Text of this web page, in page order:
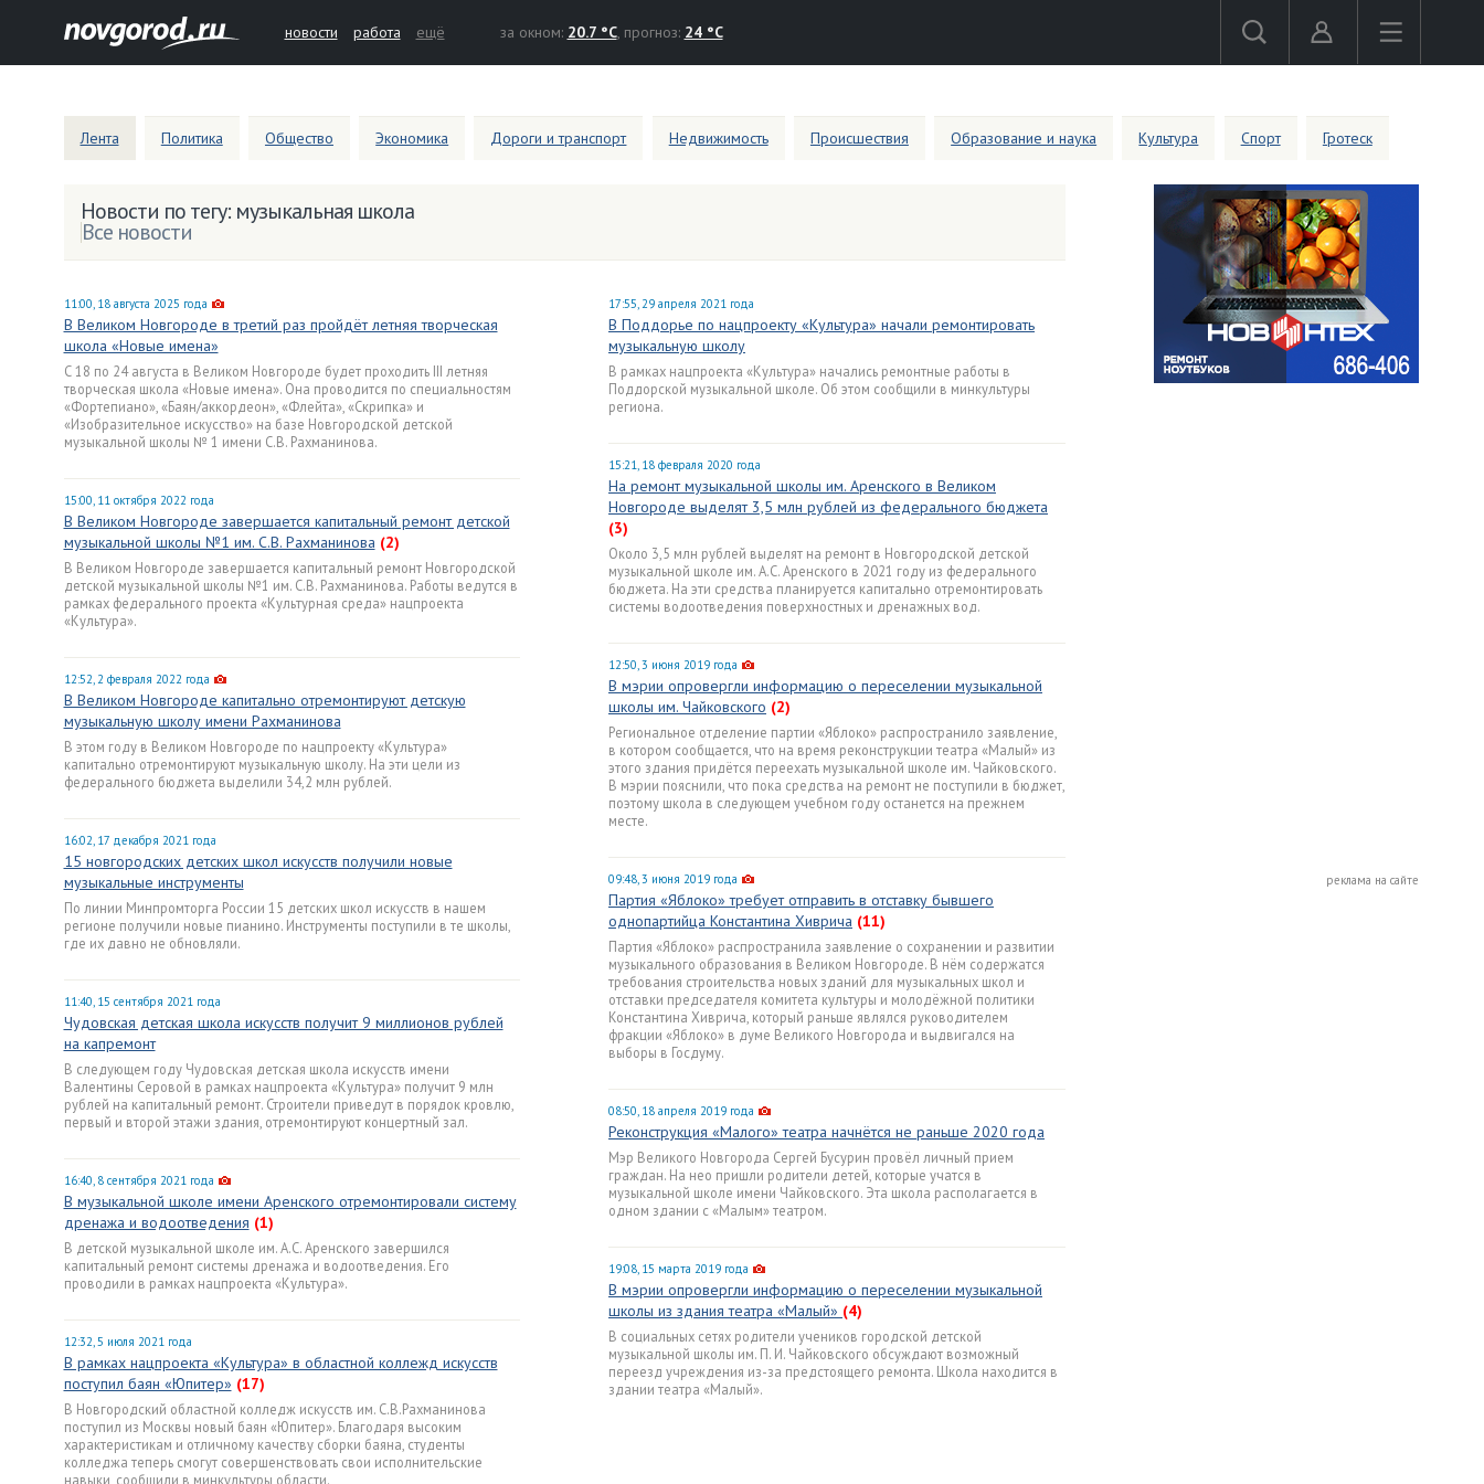
новости работа ещё за окном: 20.7 °C, прогноз: 24 °C
Лента Политика Общество Экономика Дороги и транспорт Недвижимость Происшествия Образование и наука Культура Спорт Гротеск
Новости по тегу: музыкальная школа
Все новости
11:00, 18 августа 2025 года
В Великом Новгороде в третий раз пройдёт летняя творческая
школа «Новые имена»
С 18 по 24 августа в Великом Новгороде будет проходить III летняя
творческая школа «Новые имена». Она проводится по специальностям
«Фортепиано», «Баян/аккордеон», «Флейта», «Скрипка» и
«Изобразительное искусство» на базе Новгородской детской
музыкальной школы № 1 имени С.В. Рахманинова.
15:00, 11 октября 2022 года
В Великом Новгороде завершается капитальный ремонт детской
музыкальной школы №1 им. С.В. Рахманинова (2)
В Великом Новгороде завершается капитальный ремонт Новгородской
детской музыкальной школы №1 им. С.В. Рахманинова. Работы ведутся в
рамках федерального проекта «Культурная среда» нацпроекта
«Культура».
12:52, 2 февраля 2022 года
В Великом Новгороде капитально отремонтируют детскую
музыкальную школу имени Рахманинова
В этом году в Великом Новгороде по нацпроекту «Культура»
капитально отремонтируют музыкальную школу. На эти цели из
федерального бюджета выделили 34,2 млн рублей.
16:02, 17 декабря 2021 года
15 новгородских детских школ искусств получили новые
музыкальные инструменты
По линии Минпромторга России 15 детских школ искусств в нашем
регионе получили новые пианино. Инструменты поступили в те школы,
где их давно не обновляли.
11:40, 15 сентября 2021 года
Чудовская детская школа искусств получит 9 миллионов рублей
на капремонт
В следующем году Чудовская детская школа искусств имени
Валентины Серовой в рамках нацпроекта «Культура» получит 9 млн
рублей на капитальный ремонт. Строители приведут в порядок кровлю,
первый и второй этажи здания, отремонтируют концертный зал.
16:40, 8 сентября 2021 года
В музыкальной школе имени Аренского отремонтировали систему
дренажа и водоотведения (1)
В детской музыкальной школе им. А.С. Аренского завершился
капитальный ремонт системы дренажа и водоотведения. Его
проводили в рамках нацпроекта «Культура».
12:32, 5 июля 2021 года
В рамках нацпроекта «Культура» в областной коллежд искусств
поступил баян «Юпитер» (17)
В Новгородский областной колледж искусств им. С.В.Рахманинова
поступил из Москвы новый баян «Юпитер». Благодаря высоким
характеристикам и отличному качеству сборки баяна, студенты
колледжа теперь смогут совершенствовать свои исполнительские
навыки, сообщили в минкультуры области.
17:55, 29 апреля 2021 года
В Поддорье по нацпроекту «Культура» начали ремонтировать
музыкальную школу
В рамках нацпроекта «Культура» начались ремонтные работы в
Поддорской музыкальной школе. Об этом сообщили в минкультуры
региона.
15:21, 18 февраля 2020 года
На ремонт музыкальной школы им. Аренского в Великом
Новгороде выделят 3,5 млн рублей из федерального бюджета
(3)
Около 3,5 млн рублей выделят на ремонт в Новгородской детской
музыкальной школе им. А.С. Аренского в 2021 году из федерального
бюджета. На эти средства планируется капитально отремонтировать
системы водоотведения поверхностных и дренажных вод.
12:50, 3 июня 2019 года
В мэрии опровергли информацию о переселении музыкальной
школы им. Чайковского (2)
Региональное отделение партии «Яблоко» распространило заявление,
в котором сообщается, что на время реконструкции театра «Малый» из
этого здания придётся переехать музыкальной школе им. Чайковского.
В мэрии пояснили, что пока средства на ремонт не поступили в бюджет,
поэтому школа в следующем учебном году останется на прежнем
месте.
09:48, 3 июня 2019 года
Партия «Яблоко» требует отправить в отставку бывшего
однопартийца Константина Хиврича (11)
Партия «Яблоко» распространила заявление о сохранении и развитии
музыкального образования в Великом Новгороде. В нём содержатся
требования строительства новых зданий для музыкальных школ и
отставки председателя комитета культуры и молодёжной политики
Константина Хиврича, который раньше являлся руководителем
фракции «Яблоко» в думе Великого Новгорода и выдвигался на
выборы в Госдуму.
08:50, 18 апреля 2019 года
Реконструкция «Малого» театра начнётся не раньше 2020 года
Мэр Великого Новгорода Сергей Бусурин провёл личный прием
граждан. На нео пришли родители детей, которые учатся в
музыкальной школе имени Чайковского. Эта школа располагается в
одном здании с «Малым» театром.
19:08, 15 марта 2019 года
В мэрии опровергли информацию о переселении музыкальной
школы из здания театра «Малый» (4)
В социальных сетях родители учеников городской детской
музыкальной школы им. П. И. Чайковского обсуждают возможный
переезд учреждения из-за предстоящего ремонта. Школа находится в
здании театра «Малый».
реклама на сайте